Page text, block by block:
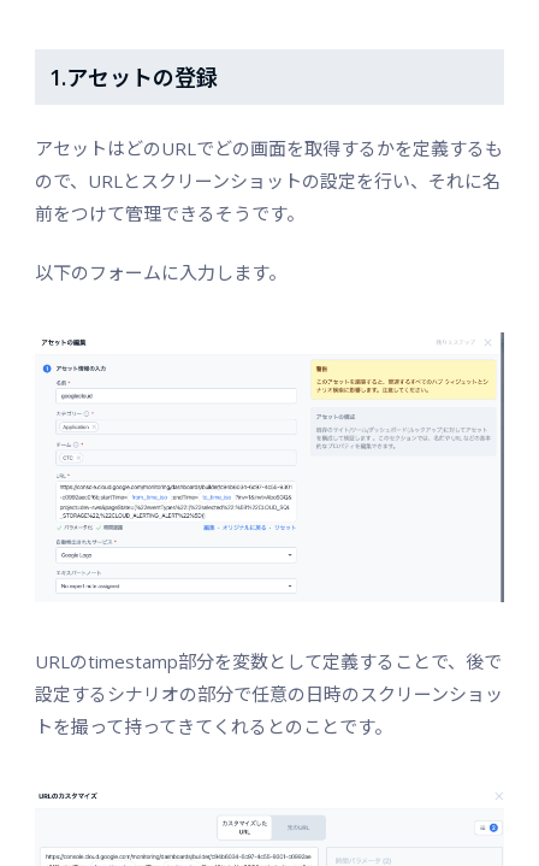
1.アセットの登録
アセットはどのURLでどの画面を取得するかを定義するも
ので、URLとスクリーンショットの設定を行い、それに名
前をつけて管理できるそうです。
以下のフォームに入力します。
URLのtimestamp部分を変数として定義することで、後で
設定するシナリオの部分で任意の日時のスクリーンショッ
トを撮って持ってきてくれるとのことです。